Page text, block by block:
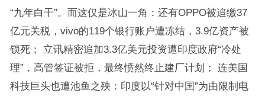
“九年白干”。而这仅是冰山一角：还有OPPO被追缴37
亿元关税，vivo的119个银行账户遭冻结，3.9亿资产被
锁死； 立讯精密追加3.3亿美元投资遭印度政府“冷处
理”，高管签证被拒，最终愤然终止建厂计划； 连美国
科技巨头也遭池鱼之殃：印度以“针对中国”为由限制电